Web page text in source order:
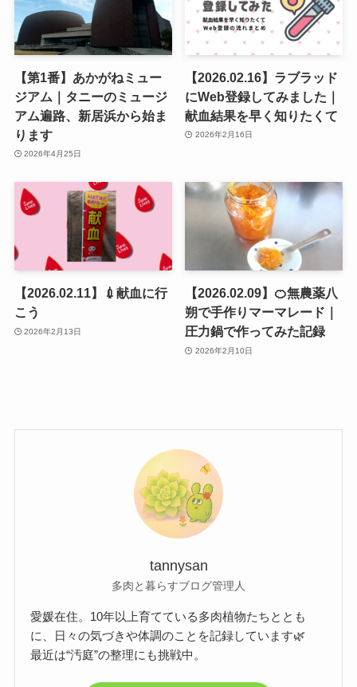
【第1番】あかがねミュー
ジアム｜タニーのミュージ
アム遍路、新居浜から始ま
ります
2026年4月25日
【2026.02.16】ラブラッド
にWeb登録してみました｜
献血結果を早く知りたくて
2026年2月16日
【2026.02.11】💉献血に行
こう
2026年2月13日
【2026.02.09】🍊無農薬八
朔で手作りマーマレード｜
圧力鍋で作ってみた記録
2026年2月10日
tannysan
多肉と暮らすブログ管理人
愛媛在住。10年以上育てている多肉植物たちととも
に、日々の気づきや体調のことを記録しています🌿
最近は“汚庭”の整理にも挑戦中。